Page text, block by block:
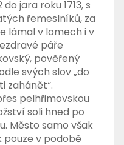
jara roku 1713, s
řemeslníků, za
lámal v lomech i v
páře
pověřený
svých slov „do
zahánět“.
pelhřimovskou
soli hned po
Město samo však
pouze v podobě